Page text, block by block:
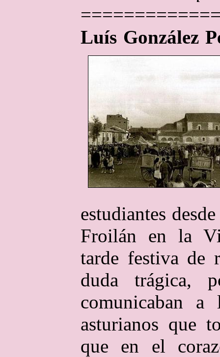
Luís González
estudiantes
Froilán en la
tarde festiva de
duda trágica,
comunicaban
asturianos que
que en el